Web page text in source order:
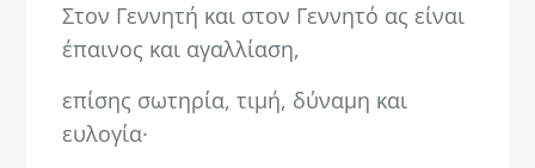
Στον Γεννητή και στον Γεννητό ας είναι
έπαινος και αγαλλίαση,
επίσης σωτηρία, τιμή, δύναμη και
ευλογία·